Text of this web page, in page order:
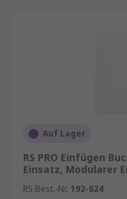
Auf Lager
RS PRO Einfügen
Einsatz, Modularer
RS Best.-Nr. 192-624